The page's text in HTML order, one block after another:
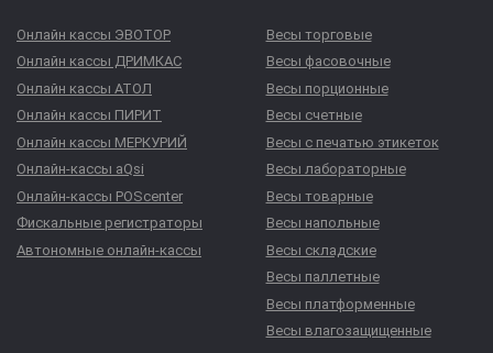
Онлайн кассы ЭВОТОР
Онлайн кассы ДРИМКАС
Онлайн кассы АТОЛ
Онлайн кассы ПИРИТ
Онлайн кассы МЕРКУРИЙ
Онлайн-кассы aQsi
Онлайн-кассы POScenter
Фискальные регистраторы
Автономные онлайн-кассы
Весы торговые
Весы фасовочные
Весы порционные
Весы счетные
Весы с печатью этикеток
Весы лабораторные
Весы товарные
Весы напольные
Весы складские
Весы паллетные
Весы платформенные
Весы влагозащищенные